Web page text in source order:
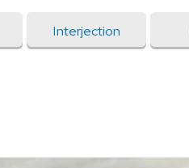
Interjection